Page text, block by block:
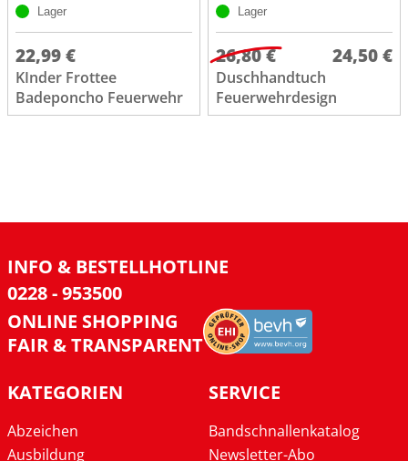
Lager
22,99 €
KInder Frottee
Badeponcho Feuerwehr
Lager
26,80 € 24,50 €
Duschhandtuch
Feuerwehrdesign
INFO & BESTELLHOTLINE
0228 - 953500
ONLINE SHOPPING
FAIR & TRANSPARENT
KATEGORIEN
Abzeichen
Ausbildung
SERVICE
Bandschnallenkatalog
Newsletter-Abo